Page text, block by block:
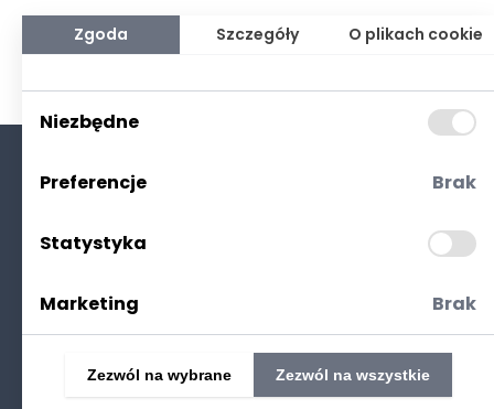
sypialnia staje się miejscem relaksu i odprężenia. Warto wziąć
pod uwagę nie tylko aspekty wizualne, ale również
funkcjonalność, rozmiar, styl, a także dodatkowe elementy,
wyborowi dostępnych na rynku modeli, z całą pewnością
można znaleźć odpowiednie rozwiązanie, które będzie idealnie
pasować do wymarzonej sypialni.
Polityka prywatności
Zgoda Szczegóły O plikach cookie
Niezbędne
Preferencje Brak
Statystyka
Marketing Brak
Zezwól na wybrane Zezwól na wszystkie